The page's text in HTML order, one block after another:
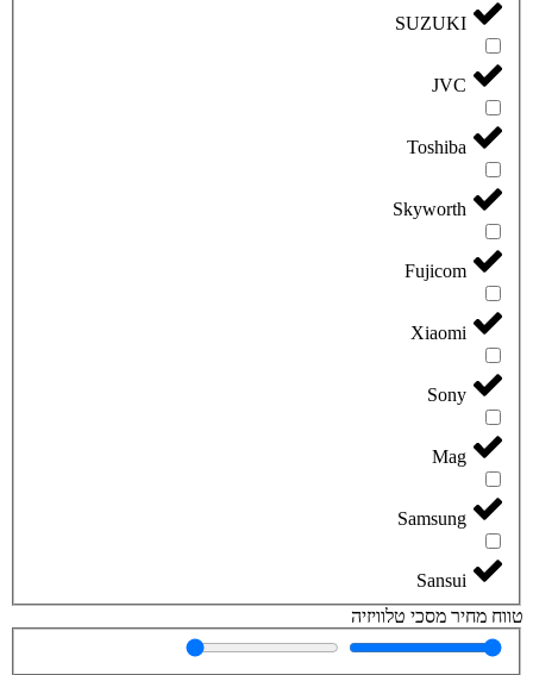
SUZUKI
JVC
Toshiba
Skyworth
Fujicom
Xiaomi
Sony
Mag
Samsung
Sansui
טווח מחיר מסכי טלוויזיה